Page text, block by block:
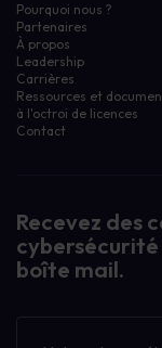
Pourquoi nous ?
Partenaires
À propos
Leadership
Carrières
Ressources et
à l'octroi de licences
Contact
Recevez des
boîte mail.